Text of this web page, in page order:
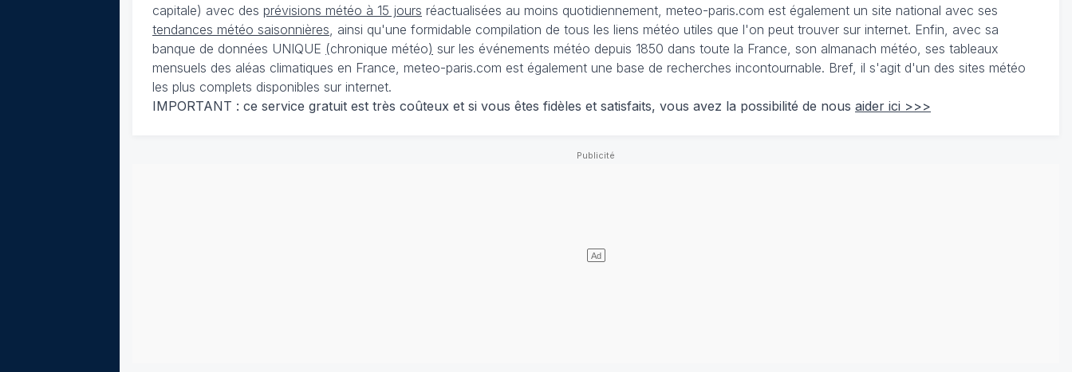
capitale) avec des prévisions météo à 15 jours réactualisées au moins quotidiennement, meteo-paris.com est également un site national avec ses
tendances météo saisonnières , ainsi qu'une formidable compilation de tous les liens météo utiles que l'on peut trouver sur internet. Enfin, avec sa
banque de données UNIQUE (chronique météo) sur les événements météo depuis 1850 dans toute la France, son almanach météo, ses tableaux
mensuels des aléas climatiques en France, meteo-paris.com est également une base de recherches incontournable. Bref, il s'agit d'un des sites météo
les plus complets disponibles sur internet.
IMPORTANT : ce service gratuit est très coûteux et si vous êtes fidèles et satisfaits, vous avez la possibilité de nous aider ici >>>